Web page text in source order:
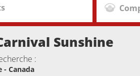
Sunshine
:
- Canada